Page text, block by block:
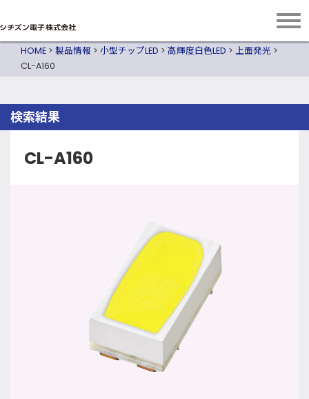
HOME > 製品情報 > 小型チップLED > 高輝度白色LED > 上面発光 >
CL-A160
検索結果
CL-A160